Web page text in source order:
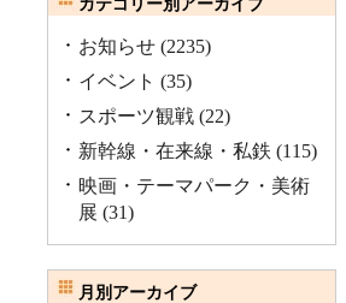
カテゴリー別アーカイブ
お知らせ (2235)
イベント (35)
スポーツ観戦 (22)
新幹線・在来線・私鉄 (115)
映画・テーマパーク・美術
展 (31)
月別アーカイブ